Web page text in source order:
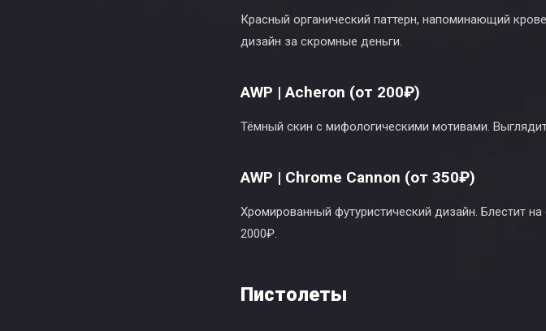
Красный органический паттерн, напоминающий
дизайн за скромные деньги.
AWP | Acheron (от 200₽)
Тёмный скин с мифологическими мотивами.
AWP | Chrome Cannon (от 350₽)
Хромированный футуристический дизайн. Блестит
2000₽.
Пистолеты